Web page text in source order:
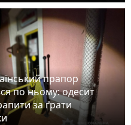
прапор
по ньому: одесит
за ґрати